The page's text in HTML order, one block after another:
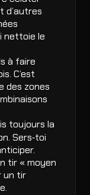
d’autres
nettoie le
à faire
C’est
des zones
toujours la
Sers‑toi
tir « moyen
un tir